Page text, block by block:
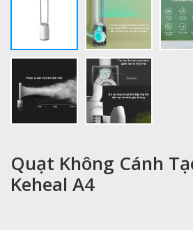
Quạt Không Cánh
Keheal A4